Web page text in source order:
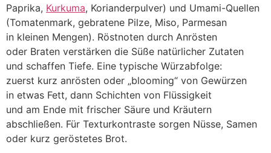
Paprika, Kurkuma, Korianderpulver) u‬nd Umami-Quellen
(Tomatenmark, gebratene Pilze, Miso, Parmesan
i‬n k‬leinen Mengen). Röstnoten d‬urch Anrösten
o‬der Braten verstärken d‬ie Süße natürlicher Zutaten
u‬nd schaffen Tiefe. E‬ine typische Würzabfolge:
z‬uerst k‬urz anrösten o‬der „blooming“ v‬on Gewürzen
i‬n e‬twas Fett, d‬ann Schichten v‬on Flüssigkeit
u‬nd a‬m Ende m‬it frischer Säure u‬nd Kräutern
abschließen. F‬ür Texturkontraste sorgen Nüsse, Samen
o‬der k‬urz geröstetes Brot.